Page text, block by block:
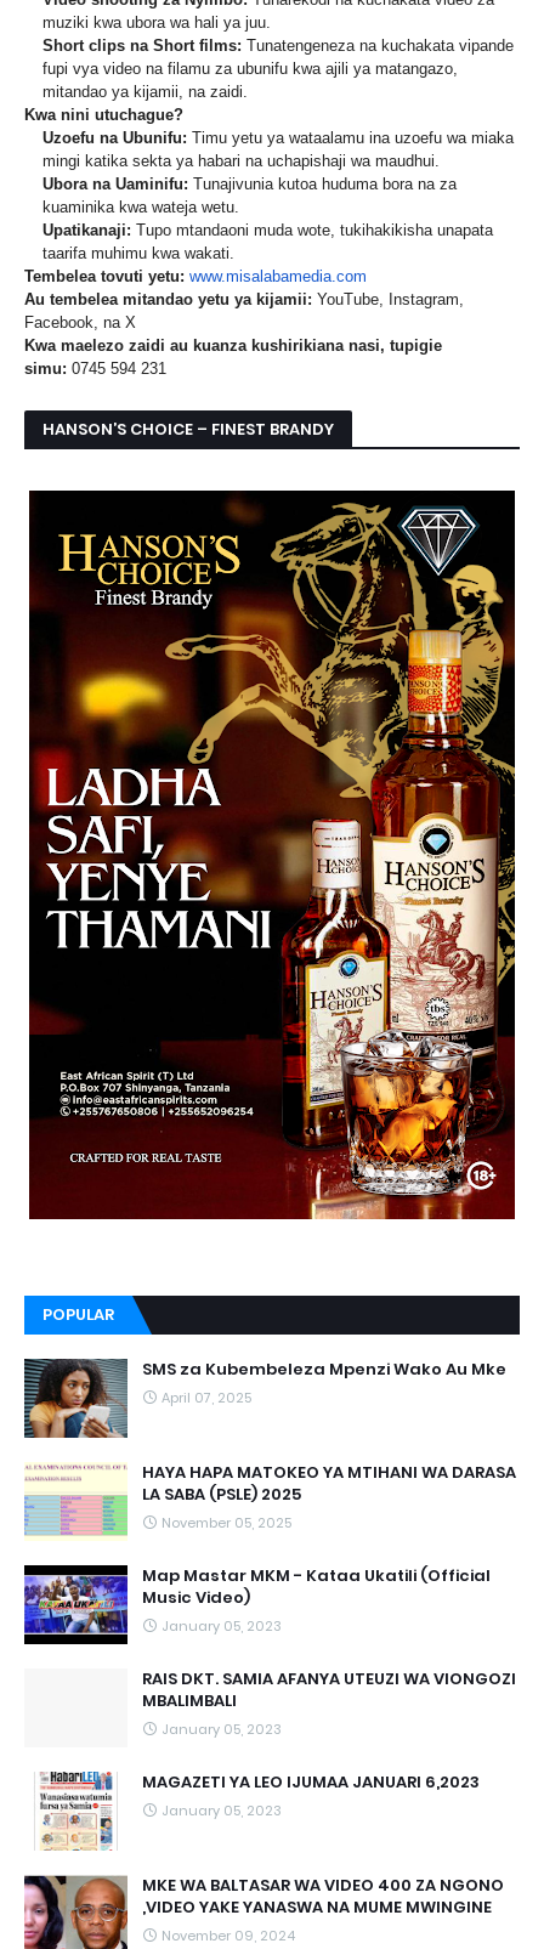
muziki kwa ubora wa hali ya juu.
Short clips na Short films: Tunatengeneza na kuchakata vipande
fupi vya video na filamu za ubunifu kwa ajili ya matangazo,
mitandao ya kijamii, na zaidi.
Kwa nini utuchague?
Uzoefu na Ubunifu: Timu yetu ya wataalamu ina uzoefu wa miaka
mingi katika sekta ya habari na uchapishaji wa maudhui.
Ubora na Uaminifu: Tunajivunia kutoa huduma bora na za
kuaminika kwa wateja wetu.
Upatikanaji: Tupo mtandaoni muda wote, tukihakikisha unapata
taarifa muhimu kwa wakati.
Tembelea tovuti yetu: www.misalabamedia.com
Au tembelea mitandao yetu ya kijamii: YouTube, Instagram,
Facebook, na X
Kwa maelezo zaidi au kuanza kushirikiana nasi, tupigie
simu: 0745 594 231
HANSON’S CHOICE – FINEST BRANDY
POPULAR
SMS za Kubembeleza Mpenzi Wako Au Mke
April 07, 2025
HAYA HAPA MATOKEO YA MTIHANI WA DARASA
LA SABA (PSLE) 2025
November 05, 2025
Map Mastar MKM - Kataa Ukatili (Official
Music Video)
January 05, 2023
RAIS DKT. SAMIA AFANYA UTEUZI WA VIONGOZI
MBALIMBALI
January 05, 2023
MAGAZETI YA LEO IJUMAA JANUARI 6,2023
January 05, 2023
MKE WA BALTASAR WA VIDEO 400 ZA NGONO
,VIDEO YAKE YANASWA NA MUME MWINGINE
November 09, 2024